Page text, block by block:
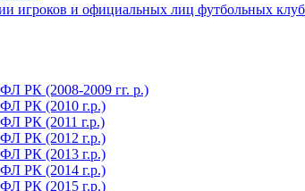
игроков и официальных лиц футбольных
РК (2008-2009 гг. р.)
РК (2010 г.р.)
РК (2011 г.р.)
РК (2012 г.р.)
РК (2013 г.р.)
РК (2014 г.р.)
РК (2015 г.р.)